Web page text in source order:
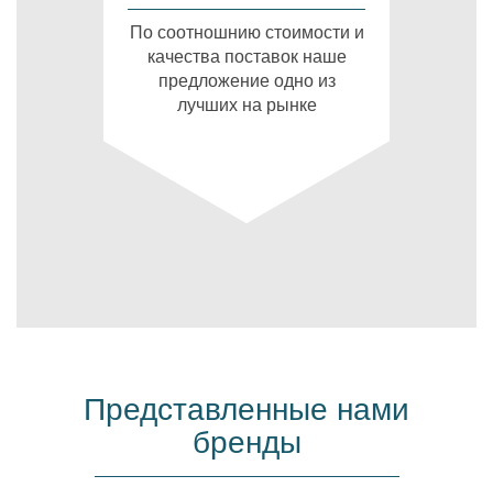
По соотношнию стоимости и
качества поставок наше
предложение одно из
лучших на рынке
Представленные нами
бренды